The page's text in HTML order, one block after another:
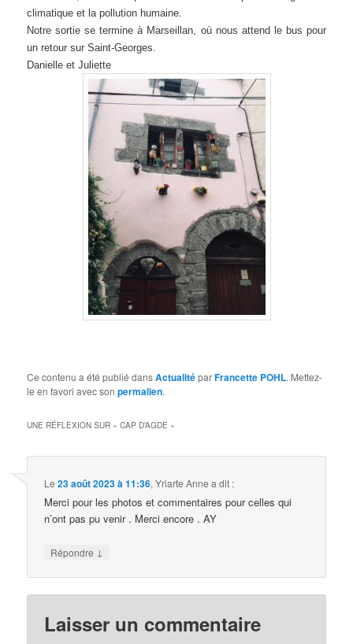
climatique et la pollution humaine.
Notre sortie se termine à Marseillan, où nous attend le bus pour
un retour sur Saint-Georges.
Danielle et Juliette
Ce contenu a été publié dansActualitéparFrancette POHL. Mettez-
le en favori avec sonpermalien.
UNE RÉFLEXION SUR «CAP D’AGDE »
Le23 août 2023 à 11:36,Yriarte Anne a dit :
Merci pour les photos et commentaires pour celles qui
n’ont pas pu venir . Merci encore . AY
Répondre ↓
Laisser un commentaire